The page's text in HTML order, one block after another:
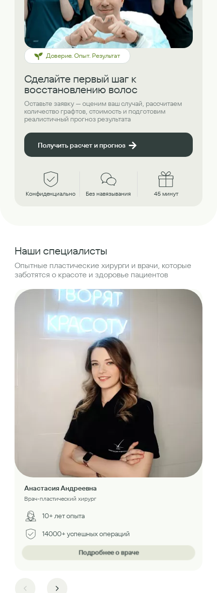
Доверие. Опыт. Результат
Сделайте первый шаг к
восстановлению волос
Оставьте заявку — оценим ваш случай, рассчитаем
количество графтов, стоимость и подготовим
реалистичный прогноз результата
Получить расчет и прогноз
Конфиденциально Без навязывания 45 минут
Наши специалисты
Опытные пластические хирурги и врачи, которые
заботятся о красоте и здоровье пациентов
Анастасия Андреевна
Врач-пластический хирург
10+ лет опыта
14000+ успешных операций
Подробнее о враче